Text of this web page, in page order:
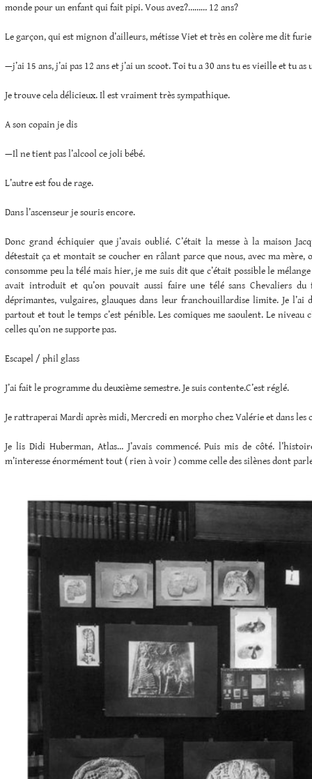
monde pour un enfant qui fait pipi. Vous avez?……… 12 ans?
Le garçon, qui est mignon d’ailleurs, métisse Viet et très en colère me dit
—j’ai 15 ans, j’ai pas 12 ans et j’ai un scoot. Toi tu a 30 ans tu es vieille et tu as
Je trouve cela délicieux. Il est vraiment très sympathique.
A son copain je dis
—Il ne tient pas l’alcool ce joli bébé.
L’autre est fou de rage.
Dans l’ascenseur je souris encore.
Donc grand échiquier que j’avais oublié. C’était la messe à la maison
détestait ça et montait se coucher en râlant parce que nous, avec ma mère,
consomme peu la télé mais hier, je me suis dit que c’était possible le
avait introduit et qu’on pouvait aussi faire une télé sans Chevaliers du
déprimantes, vulgaires, glauques dans leur franchouillardise limite. Je l’ai
partout et tout le temps c’est pénible. Les comiques me saoulent. Le niveau
celles qu’on ne supporte pas.
Escapel / phil glass
J’ai fait le programme du deuxième semestre. Je suis contente.C’est réglé.
Je rattraperai Mardi après midi, Mercredi en morpho chez Valérie et dans les
Je lis Didi Huberman, Atlas… J’avais commencé. Puis mis de côté.
m’interesse énormément tout ( rien à voir ) comme celle des silènes dont